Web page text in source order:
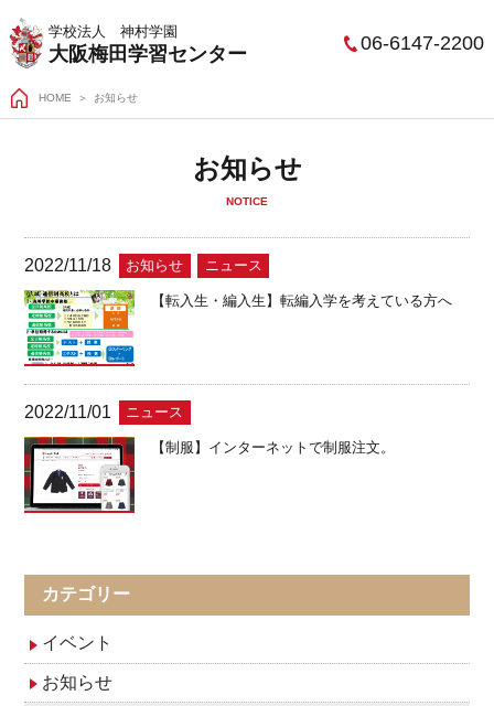
学校法人 神村学園
大阪梅田学習センター 06-6147-2200
HOME お知らせ
お知らせ
NOTICE
2022/11/18 お知らせ ニュース
【転入生・編入生】転編入学を考えている方へ
2022/11/01 ニュース
【制服】インターネットで制服注文。
カテゴリー
イベント
お知らせ